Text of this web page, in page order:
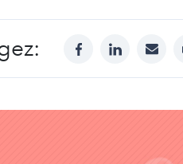
facebooklinkedinmail